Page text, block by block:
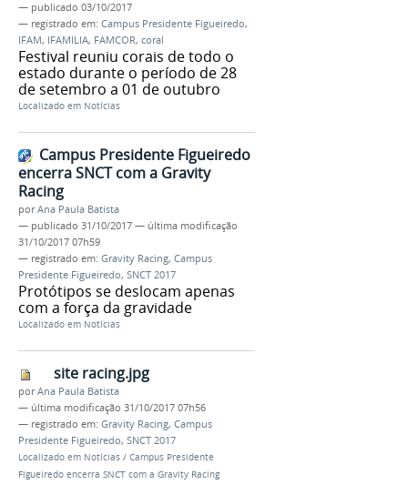
— publicado 03/10/2017
— registrado em: Campus Presidente Figueiredo,
IFAM, IFAMILIA, FAMCOR, coral
Festival reuniu corais de todo o
estado durante o período de 28
de setembro a 01 de outubro
Localizado em Notícias
Campus Presidente Figueiredo
encerra SNCT com a Gravity
Racing
porAna Paula Batista
— publicado 31/10/2017 — última modificação
31/10/2017 07h59
— registrado em: Gravity Racing, Campus
Presidente Figueiredo, SNCT 2017
Protótipos se deslocam apenas
com a força da gravidade
Localizado em Notícias
site racing.jpg
porAna Paula Batista
— última modificação 31/10/2017 07h56
— registrado em: Gravity Racing, Campus
Presidente Figueiredo, SNCT 2017
Localizado em Notícias / Campus Presidente
Figueiredo encerra SNCT com a Gravity Racing